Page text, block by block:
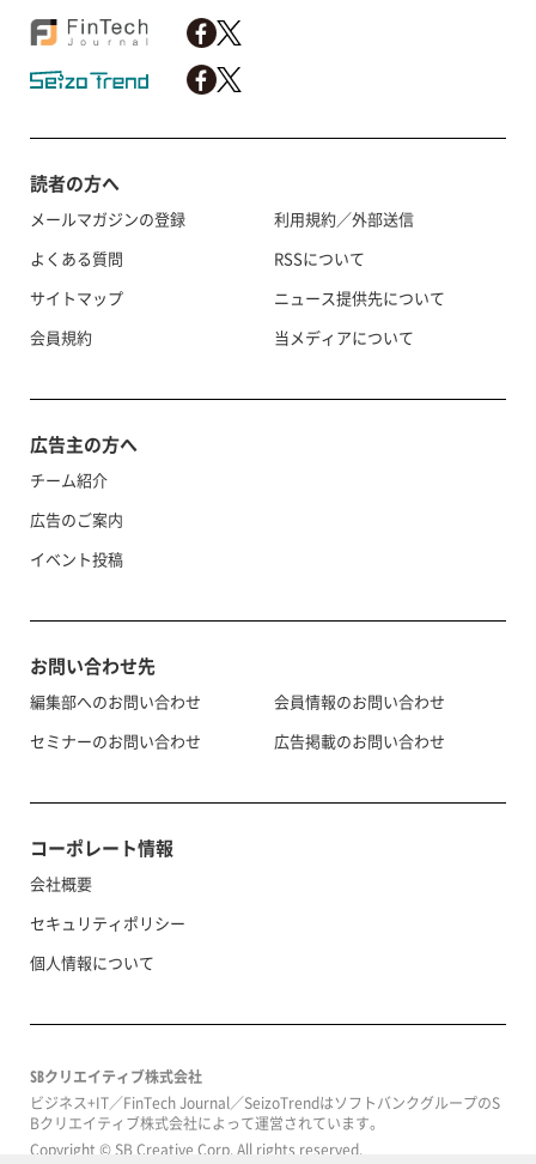
読者の方へ
メールマガジンの登録
よくある質問
サイトマップ
会員規約
利用規約／外部送信
RSSについて
ニュース提供先について
当メディアについて
広告主の方へ
チーム紹介
広告のご案内
イベント投稿
お問い合わせ先
編集部へのお問い合わせ
セミナーのお問い合わせ
会員情報のお問い合わせ
広告掲載のお問い合わせ
コーポレート情報
会社概要
セキュリティポリシー
個人情報について
SBクリエイティブ株式会社
ビジネス+IT／FinTech Journal／SeizoTrendはソフトバンクグループのS
Bクリエイティブ株式会社によって運営されています。
Copyright © SB Creative Corp. All rights reserved.